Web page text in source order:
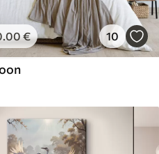
.00€ 10